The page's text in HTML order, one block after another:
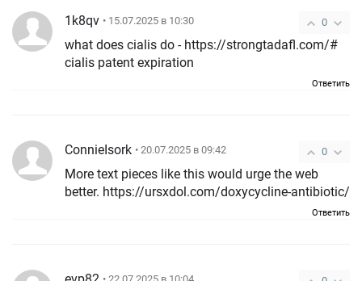
0
1k8qv • 15.07.2025 в 10:30
what does cialis do - https://strongtadafl.com/#
cialis patent expiration
Ответить
0
ConnieIsork • 20.07.2025 в 09:42
More text pieces like this would urge the web
better. https://ursxdol.com/doxycycline-antibiotic/
Ответить